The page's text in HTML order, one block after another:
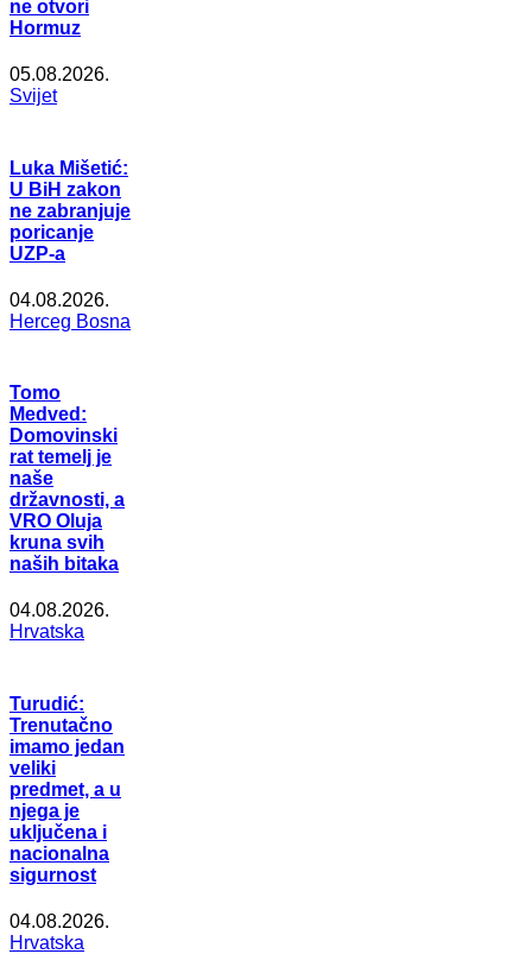
ne otvori
Hormuz
05.08.2026.
Svijet
Luka Mišetić:
U BiH zakon
ne zabranjuje
poricanje
UZP-a
04.08.2026.
Herceg Bosna
Tomo
Medved:
Domovinski
rat temelj je
naše
državnosti, a
VRO Oluja
kruna svih
naših bitaka
04.08.2026.
Hrvatska
Turudić:
Trenutačno
imamo jedan
veliki
predmet, a u
njega je
uključena i
nacionalna
sigurnost
04.08.2026.
Hrvatska